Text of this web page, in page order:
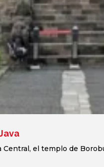
el templo de